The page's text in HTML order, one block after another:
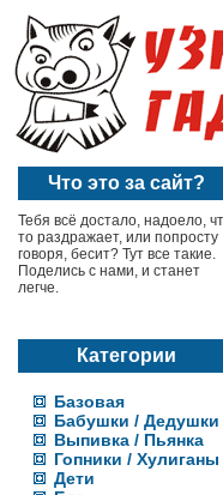
Что это за сайт?
Тебя всё достало, надоело,
то раздражает, или попросту
говоря, бесит? Тут все такие.
Поделись с нами, и станет
легче.
Категории
Базовая
Бабушки / Дедушки
Выпивка / Пьянка
Гопники / Хулиганы
Дети